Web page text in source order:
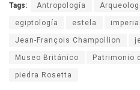
Tags: Antropología
egiptología estela
Jean-François Champollion
Museo Británico Patrimonio
piedra Rosetta